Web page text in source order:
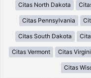
Citas North Dakota
Citas Pennsylvania
Citas South Dakota
Citas Vermont Citas
Citas